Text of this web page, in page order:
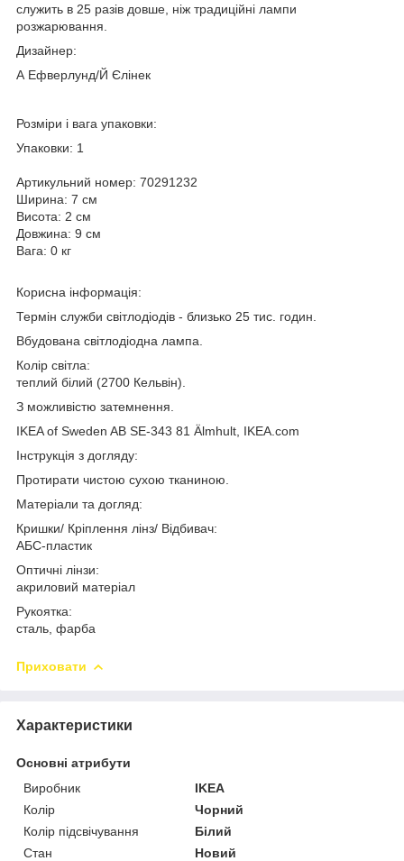
служить в 25 разів довше, ніж традиційні лампи
розжарювання.
Дизайнер:
А Ефверлунд/Й Єлінек
Розміри і вага упаковки:
Упаковки: 1
Артикульний номер: 70291232
Ширина: 7 см
Висота: 2 см
Довжина: 9 см
Вага: 0 кг
Корисна інформація:
Термін служби світлодіодів - близько 25 тис. годин.
Вбудована світлодіодна лампа.
Колір світла:
теплий білий (2700 Кельвін).
З можливістю затемнення.
IKEA of Sweden AB SE-343 81 Älmhult, IKEA.com
Інструкція з догляду:
Протирати чистою сухою тканиною.
Матеріали та догляд:
Кришки/ Кріплення лінз/ Відбивач:
АБС-пластик
Оптичні лінзи:
акриловий матеріал
Рукоятка:
сталь, фарба
Приховати
Характеристики
Основні атрибути
Виробник
IKEA
Колір
Чорний
Колір підсвічування
Білий
Стан
Новий